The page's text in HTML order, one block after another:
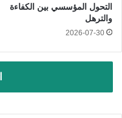
التحول المؤسسي بين الكفاءة
والترهل
2026-07-30